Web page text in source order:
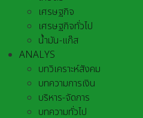
เศรษฐกิจ
เศรษฐกิจทั่วไป
น้ำมัน-แก๊ส
ANALYS
บทวิเคราะห์สังคม
บทความการเงิน
บริหาร-จัดการ
บทความทั่วไป